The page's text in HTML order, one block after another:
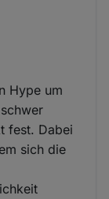
Hype um
fest. Dabei
sich die